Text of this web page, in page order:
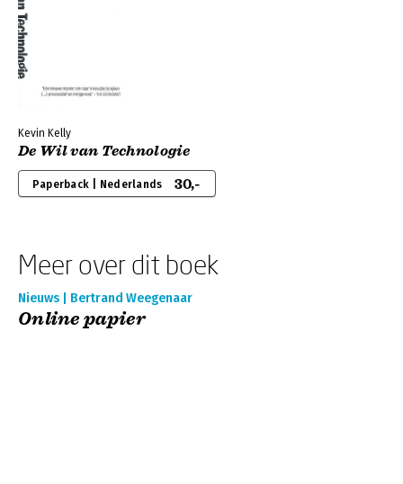
Kevin Kelly
De Wil van Technologie
Paperback | Nederlands 30,-
Meer over dit boek
Nieuws | Bertrand Weegenaar
Online papier